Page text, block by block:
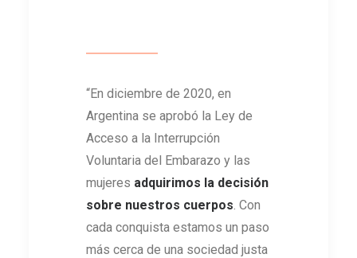
“En diciembre de 2020, en
Argentina se aprobó la Ley de
Acceso a la Interrupción
Voluntaria del Embarazo y las
mujeres adquirimos la decisión
sobre nuestros cuerpos. Con
cada conquista estamos un paso
más cerca de una sociedad justa